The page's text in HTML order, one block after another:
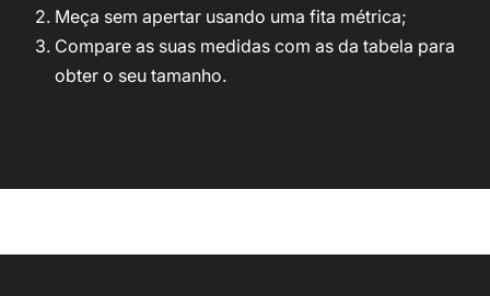
Meça sem apertar usando uma fita métrica;
Compare as suas medidas com as da tabela para
obter o seu tamanho.